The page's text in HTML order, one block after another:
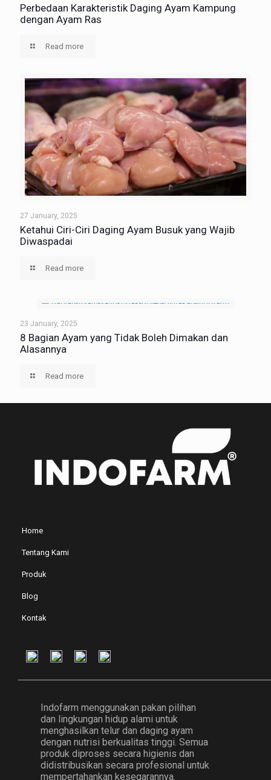
Perbedaan Karakteristik Daging Ayam Kampung
dengan Ayam Ras
Read more
27 January, 2025
Ketahui Ciri-Ciri Daging Ayam Busuk yang Wajib
Diwaspadai
Read more
23 January, 2025
8 Bagian Ayam yang Tidak Boleh Dimakan dan
Alasannya
Read more
Home
Tentang Kami
Produk
Blog
Kontak
Indofarm menggunakan pakan pilihan
dan lingkungan hidup alami untuk
menghasilkan telur dan daging ayam
dengan nutrisi berkualitas tinggi. Semua
produk diproses secara higienis dan
didistribusikan secara profesional untuk
mempertahankan kesegarannya.